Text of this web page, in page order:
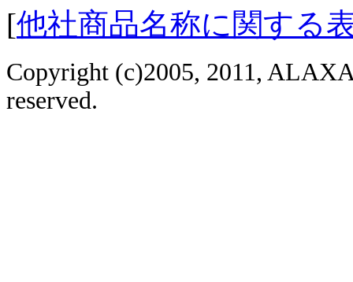
[他社商品名称に関する
Copyright (c)2005, 2011,
reserved.